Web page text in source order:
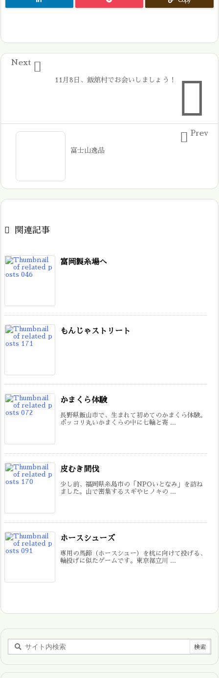

11月8日、飯舘村でお会いしましょう！
Next
富士山逸品
Prev
 関連記事
富岡製糸場へ
もんじゃストリート
かまくら体験
長野県飯山市で、生まれて初めてのかまくら体験。
ポッコリ丸いかまくらの中に七輪と寄 ...
皮むき間伐
少し前、福岡県糸島市の「NPOいとなみ」を訪ね
ました。山で密集するスギやヒノキの ...
ホースシューズ
専用の馬蹄（ホースシュー）を杭に向けて投げる、
輪投げに似たゲームです。東京都立川 ...